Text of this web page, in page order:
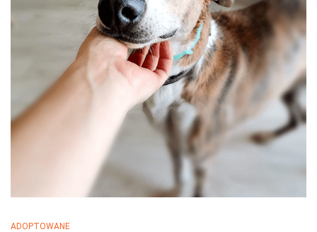
przechodzą kwarantannę, są leczone i mają całą profilaktykę. Są
również sterylizowane i kastrowane. Są socjalizowane czyli
przygotowywane do tego by odnaleźć się w nowej rodzinie. My
bardzo dobrze znamy naszych podopiecznych więc jest nam łatwiej
dopasować psa do rodziny i odwrotnie.
ADOPTOWANE